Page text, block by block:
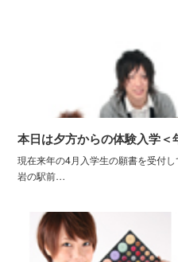
本日は夕方からの体験入学＜
現在来年の4月入学生の願書を受付
岩の駅前…